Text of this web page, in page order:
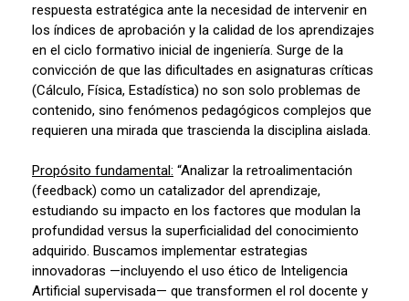
respuesta estratégica ante la necesidad de intervenir en
los índices de aprobación y la calidad de los aprendizajes
en el ciclo formativo inicial de ingeniería. Surge de la
convicción de que las dificultades en asignaturas críticas
(Cálculo, Física, Estadística) no son solo problemas de
contenido, sino fenómenos pedagógicos complejos que
requieren una mirada que trascienda la disciplina aislada.
Propósito fundamental: “Analizar la retroalimentación
(feedback) como un catalizador del aprendizaje,
estudiando su impacto en los factores que modulan la
profundidad versus la superficialidad del conocimiento
adquirido. Buscamos implementar estrategias
innovadoras —incluyendo el uso ético de Inteligencia
Artificial supervisada— que transformen el rol docente y